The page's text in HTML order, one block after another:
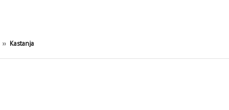
›› Kastanja